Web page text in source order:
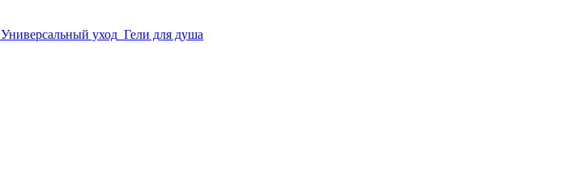
Универсальный уход Гели для душа